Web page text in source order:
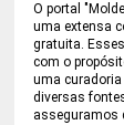
O portal
uma extensa
gratuita.
com o
uma
diversas
asseguramos